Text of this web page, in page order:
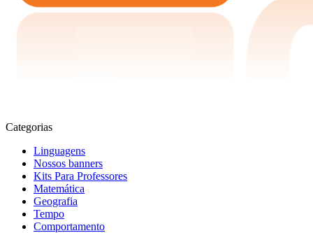
Categorias
Linguagens
Nossos banners
Kits Para Professores
Matemática
Geografia
Tempo
Comportamento